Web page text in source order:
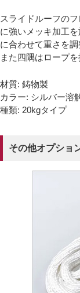
スライドルーフの
に強いメッキ加工
に合わせて重さを調
また四隅はロープ
材質: 鋳物製
カラー: シルバー溶
種類: 20kgタイプ
その他オプショ